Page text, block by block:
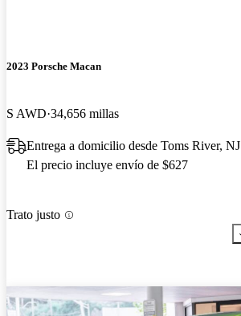
2023 Porsche Macan
S AWD 34,656 millas
Entrega a domicilio desde Toms River, NJ
El precio incluye envío de $627
Trato justo